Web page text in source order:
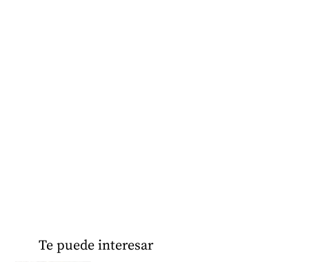
Te puede interesar